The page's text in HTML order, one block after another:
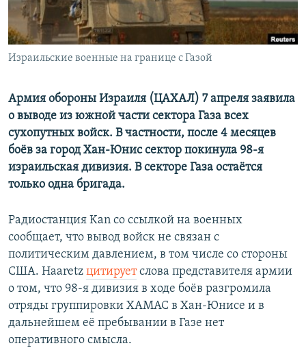
Израильские военные на границе с Газой
Армия обороны Израиля (ЦАХАЛ) 7 апреля заявила
о выводе из южной части сектора Газа всех
сухопутных войск. В частности, после 4 месяцев
боёв за город Хан-Юнис сектор покинула 98-я
израильская дивизия. В секторе Газа остаётся
только одна бригада.
Радиостанция Kan со ссылкой на военных
сообщает, что вывод войск не связан с
политическим давлением, в том числе со стороны
США. Haaretz цитируетслова представителя армии
о том, что 98-я дивизия в ходе боёв разгромила
отряды группировки ХАМАС в Хан-Юнисе и в
дальнейшем её пребывании в Газе нет
оперативного смысла.